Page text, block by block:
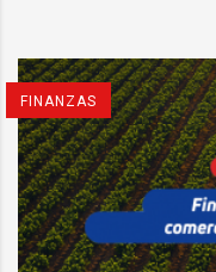
FINANZAS